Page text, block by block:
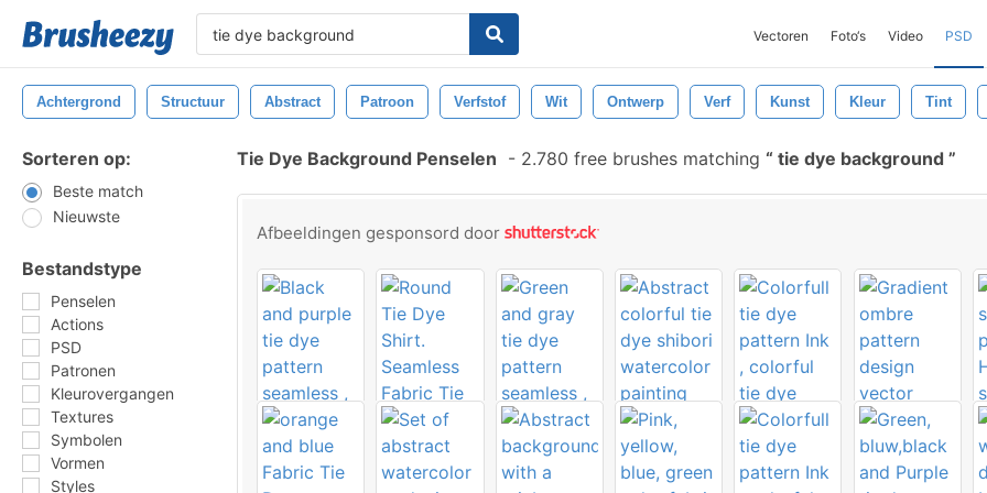
Vectoren Foto‘s Video PSD
Achtergrond Structuur Abstract Patroon Verfstof Wit Ontwerp Verf Kunst Kleur Tint
Sorteren op:
Beste match
Nieuwste
Bestandstype
Penselen
Actions
PSD
Patronen
Kleurovergangen
Textures
Symbolen
Vormen
Styles
Tie Dye Background Penselen - 2.780 free brushes matching tie dye background
Afbeeldingen gesponsord door